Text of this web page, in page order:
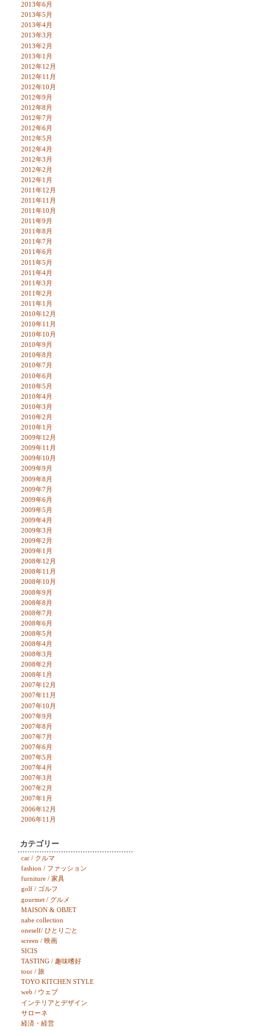
2013年6月
2013年5月
2013年4月
2013年3月
2013年2月
2013年1月
2012年12月
2012年11月
2012年10月
2012年9月
2012年8月
2012年7月
2012年6月
2012年5月
2012年4月
2012年3月
2012年2月
2012年1月
2011年12月
2011年11月
2011年10月
2011年9月
2011年8月
2011年7月
2011年6月
2011年5月
2011年4月
2011年3月
2011年2月
2011年1月
2010年12月
2010年11月
2010年10月
2010年9月
2010年8月
2010年7月
2010年6月
2010年5月
2010年4月
2010年3月
2010年2月
2010年1月
2009年12月
2009年11月
2009年10月
2009年9月
2009年8月
2009年7月
2009年6月
2009年5月
2009年4月
2009年3月
2009年2月
2009年1月
2008年12月
2008年11月
2008年10月
2008年9月
2008年8月
2008年7月
2008年6月
2008年5月
2008年4月
2008年3月
2008年2月
2008年1月
2007年12月
2007年11月
2007年10月
2007年9月
2007年8月
2007年7月
2007年6月
2007年5月
2007年4月
2007年3月
2007年2月
2007年1月
2006年12月
2006年11月
カテゴリー
car / クルマ
fashion / ファッション
furniture / 家具
golf / ゴルフ
gourmet / グルメ
MAISON & OBJET
nabe collection
oneself/ ひとりごと
screen / 映画
SICIS
TASTING / 趣味嗜好
tour / 旅
TOYO KITCHEN STYLE
web / ウェブ
インテリアとデザイン
サローネ
経済・経営